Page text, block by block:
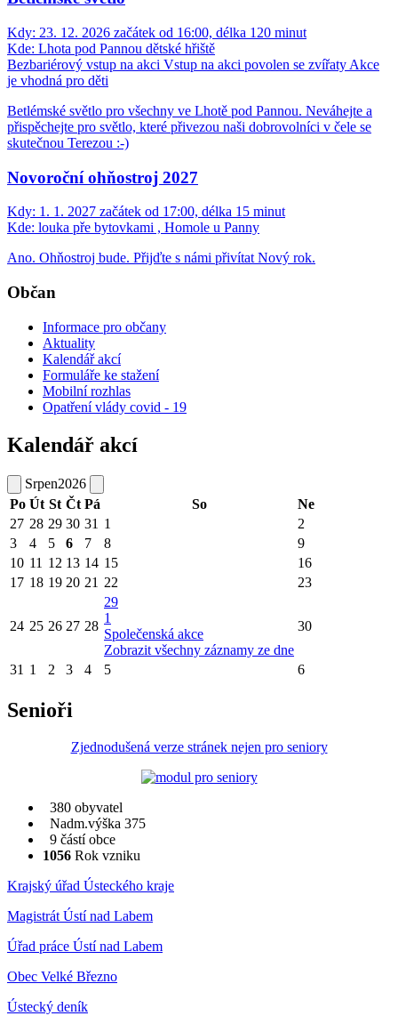
Kdy: 23. 12. 2026 začátek od 16:00, délka 120 minut
Kde: Lhota pod Pannou dětské hřiště
Bezbariérový vstup na akci Vstup na akci povolen se zvířaty Akce
je vhodná pro děti
Betlémské světlo pro všechny ve Lhotě pod Pannou. Neváhejte a
přispěchejte pro světlo, které přivezou naši dobrovolníci v čele se
skutečnou Terezou :-)
Novoroční ohňostroj 2027
Kdy: 1. 1. 2027 začátek od 17:00, délka 15 minut
Kde: louka pře bytovkami , Homole u Panny
Ano. Ohňostroj bude. Přijďte s námi přivítat Nový rok.
Občan
Informace pro občany
Aktuality
Kalendář akcí
Formuláře ke stažení
Mobilní rozhlas
Opatření vlády covid - 19
Kalendář akcí
Srpen2026
Po Út St Čt Pá So
Ne
27 28 29 30 31 1
2
3
4 5 6 7 8
9
10 11 12 13 14 15
16
17 18 19 20 21 22 23
24 25 26 27 28
29
1
Společenská akce
Zobrazit všechny záznamy ze dne
30
31 1 2 3 4 5 6
Senioři
Zjednodušená verze stránek nejen pro seniory
380 obyvatel
Nadm.výška 375
9 částí obce
1056 Rok vzniku
Krajský úřad Ústeckého kraje
Magistrát Ústí nad Labem
Úřad práce Ústí nad Labem
Obec Velké Březno
Ústecký deník